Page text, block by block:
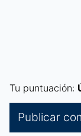
Tu puntuación: